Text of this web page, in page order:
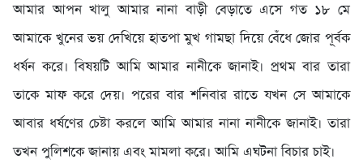
আমার আপন খালু আমার নানা বাড়ী বেড়াতে এসে গত ১৮ মে
আমাকে খুনের ভয় দেখিয়ে হাতপা মুখ গামছা দিয়ে বেঁধে জোর পূর্বক
ধর্ষন করে। বিষয়টি আমি আমার নানীকে জানাই। প্রথম বার তারা
তাকে মাফ করে দেয়। পরের বার শনিবার রাতে যখন সে আমাকে
আবার ধর্ষণের চেষ্টা করলে আমি আমার নানা নানীকে জানাই। তারা
তখন পুলিশকে জানায় এবং মামলা করে। আমি এঘটনা বিচার চাই।